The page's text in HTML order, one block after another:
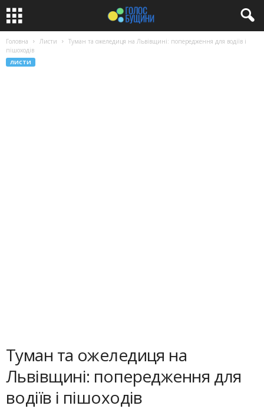
Головна Листи
Туман та ожеледиця на Львівщині: попередження для водіїв і
пішоходів
ЛИСТИ
Туман та ожеледиця на
Львівщині: попередження для
водіїв і пішоходів